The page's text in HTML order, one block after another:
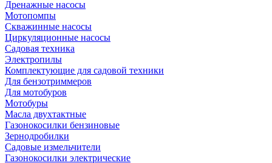
Дренажные насосы
Мотопомпы
Скважинные насосы
Циркуляционные насосы
Садовая техника
Электропилы
Комплектующие для садовой техники
Для бензотриммеров
Для мотобуров
Мотобуры
Масла двухтактные
Газонокосилки бензиновые
Зернодробилки
Садовые измельчители
Газонокосилки электрические